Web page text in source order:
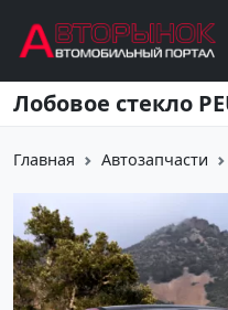
Перейти к основному
Главная Автозапчасти